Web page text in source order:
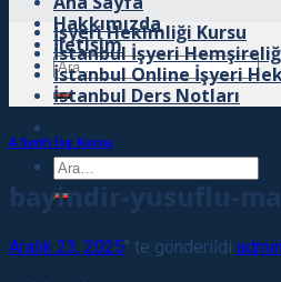
Hakkımızda
İletişim
Ara:
Ara:
İşyeri Hekimliği Kursu
İstanbul İşyeri
İstanbul Online İşyeri
İstanbul Ders Notları
A Sınıfı İsg Kursu
bayindir-yusuflu-
Aralık 23, 2025’' te gönderildi admin